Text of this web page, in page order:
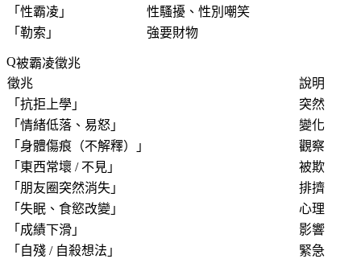
「 性霸凌 」
性騷擾、性別嘲笑
「 勒索 」 強要財物
被霸凌徵兆
徵兆
說明
「 抗拒上學 」
突然
「 情緒低落、易怒 」
變化
「 身體傷痕（不解釋） 」
觀察
「 東西常壞 / 不見 」
被欺
「 朋友圈突然消失 」
排擠
「 失眠、食慾改變 」
心理
「 成績下滑 」
影響
「 自殘 / 自殺想法 」 緊急